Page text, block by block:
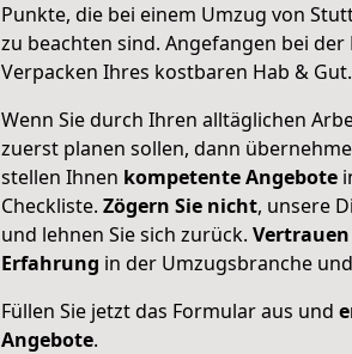
Punkte, die bei einem Umzug von
zu beachten sind. Angefangen bei der
Verpacken Ihres kostbaren Hab & Gut.
Wenn Sie durch Ihren alltäglichen
zuerst planen sollen, dann
stellen Ihnen kompetente Angebote
Checkliste. Zögern Sie nicht, unsere
und lehnen Sie sich zurück. Vertrauen
Erfahrung in der Umzugsbranche
Füllen Sie jetzt das Formular aus und
Angebote.